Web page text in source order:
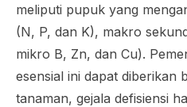
meliputi pupuk yang
(N, P, dan K), makro
mikro B, Zn, dan Cu).
esensial ini dapat diberikan
tanaman, gejala defisiensi